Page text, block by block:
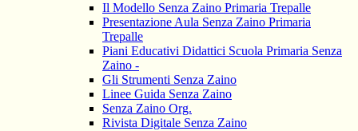
Il Modello Senza Zaino Primaria Trepalle
Presentazione Aula Senza Zaino Primaria
Trepalle
Piani Educativi Didattici Scuola Primaria Senza
Zaino -
Gli Strumenti Senza Zaino
Linee Guida Senza Zaino
Senza Zaino Org.
Rivista Digitale Senza Zaino